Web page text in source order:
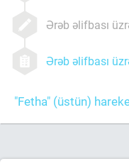
Ərəb əlifbası
Ərəb əlifbası
"Fetha" (üstün)